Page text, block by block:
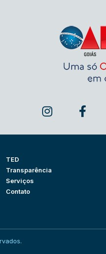
TED
Transparência
Serviços
Contato